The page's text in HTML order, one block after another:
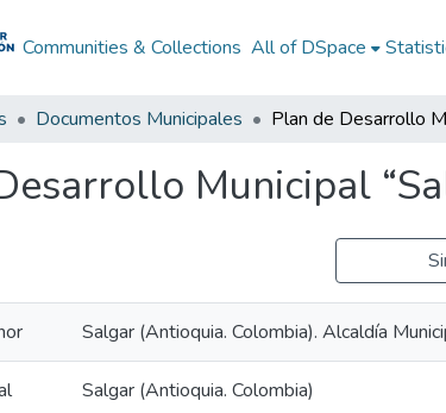
Communities & Collections All of DSpace
Documentos Municipales
Municipal
Salgar (Antioquia. Colombia). Alcaldía
Salgar (Antioquia. Colombia)